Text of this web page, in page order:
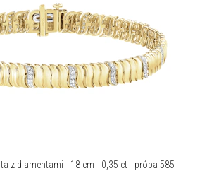
z diamentami - 18 cm - 0,35 ct - próba 585